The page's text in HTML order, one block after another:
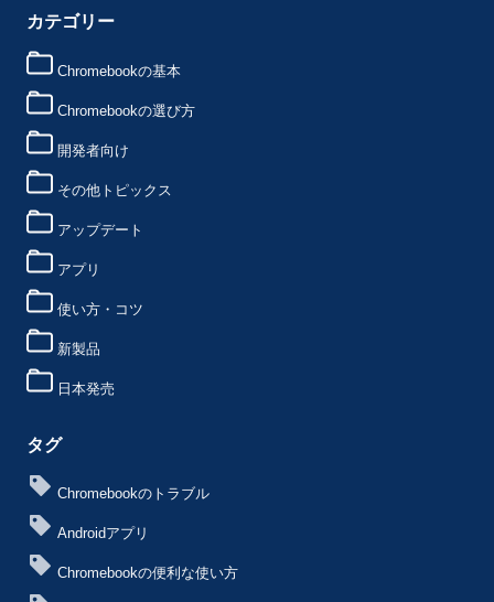
カテゴリー
Chromebookの基本
Chromebookの選び方
開発者向け
その他トピックス
アップデート
アプリ
使い方・コツ
新製品
日本発売
タグ
Chromebookのトラブル
Androidアプリ
Chromebookの便利な使い方